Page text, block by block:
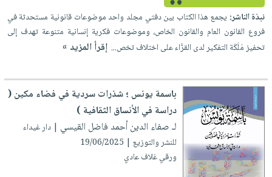
إختياراتنا
كتب
أكاديمية
القراءة
English
books
iKitab
بلا
حدود
يتكرر
طرحها
تحميل
iKitab
على
Android
أسئلة
يتكرر
طرحها
masmu3
Android
تحميل
masmu3
على
المواضيع
الأكثر
مبيعاً
وسائل
تعليمية
صندوق
القراءة
جوائز
تعليمية
الصحة
الشخصية
جديد
الكل
أجهزة
العناية
الشخصية
المطبخ
والسفرة
جديد
نبذة الناشر: يجمع هذا الكتاب بين دفتي مجلد واحد موضوعات قانونية مستحدثة في
فروع القانون العام والقانون الخاص، وموضوعات فكرية إنسانية متنوعة تهدف إلى
تحفيز مَلَكَة التفكير لدى القرَّاء على اختلاف تخص... إقرأ المزيد »
باسمة يونس ؛ شذرات سردية في فضاء مكين (
دراسة في الأنساق الثقافية )
لـ صفاء الدين أحمد فاضل القيسي | دار غيداء
للنشر والتوزيع | 19/06/2025
ورقي غلاف عادي